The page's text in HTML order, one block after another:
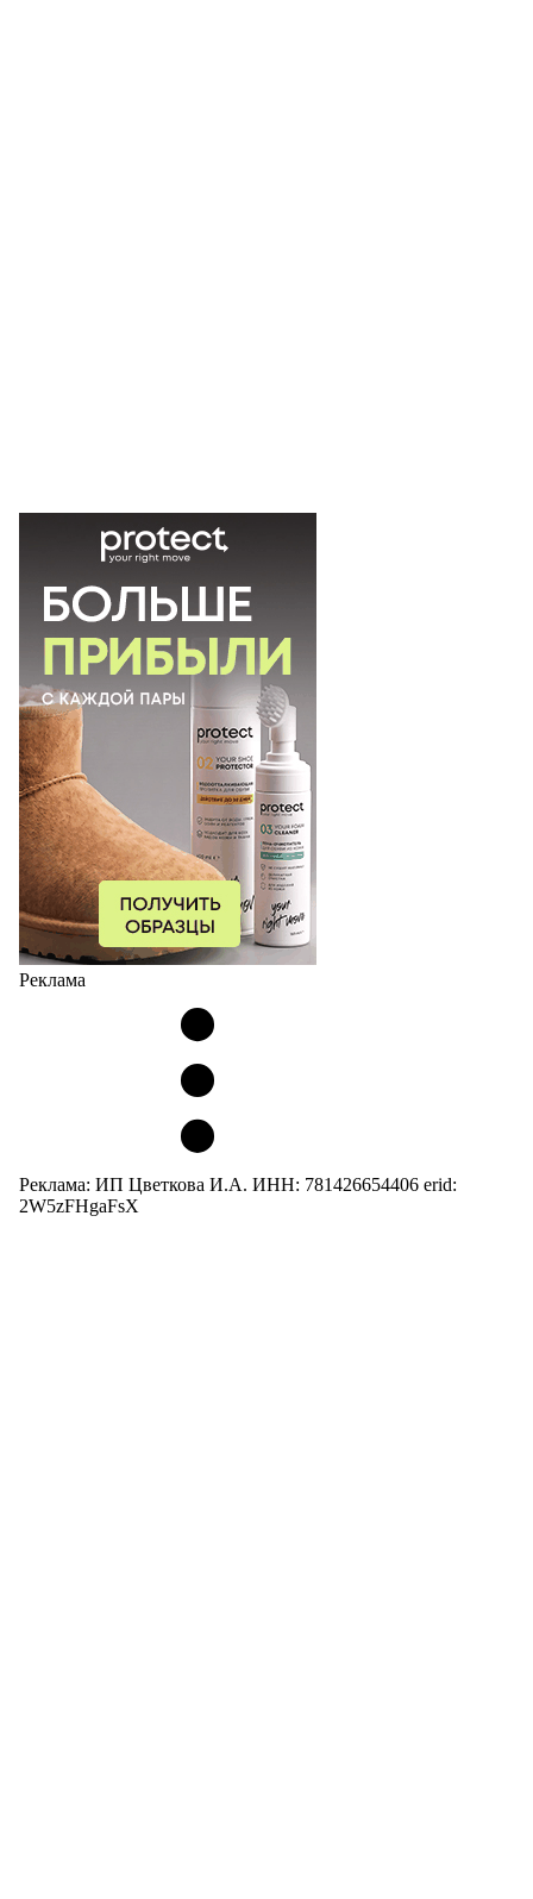
Реклама
Реклама: ИП Цветкова И.А. ИНН: 781426654406 erid:
2W5zFHgaFsX